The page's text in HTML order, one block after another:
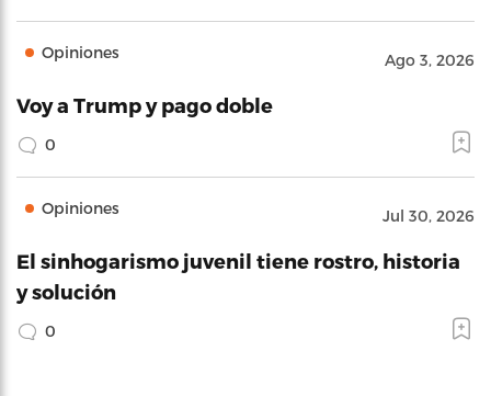
Opiniones Ago 3, 2026
Voy a Trump y pago doble
0
Opiniones Jul 30, 2026
El sinhogarismo juvenil tiene rostro, historia
y solución
0